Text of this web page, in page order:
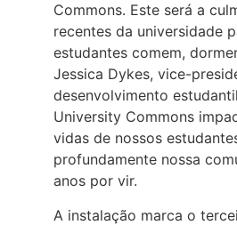
Commons. Este será a
recentes da universidade
estudantes comem,
Jessica Dykes, vice-
desenvolvimento
University Commons
vidas de nossos
profundamente nossa
anos por vir.
A instalação marca o